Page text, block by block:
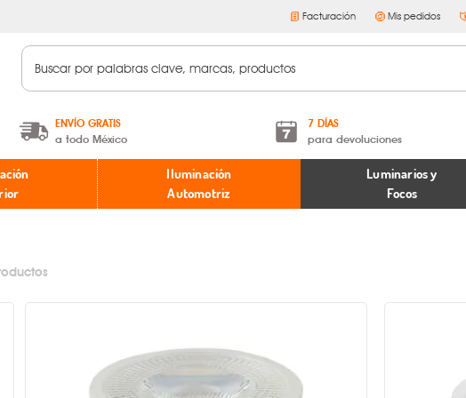
Facturación Mis pedidos
ENVÍO GRATIS
a todo México
A partir de $599 MXN.
* Aplican restricciones
7 DÍAS
para devoluciones
Términos y condiciones
Políticas de devoluciones
Iluminación
Automotriz
Luminarios y
Focos